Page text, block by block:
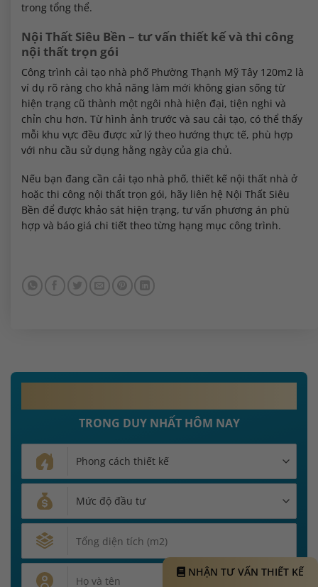
trong tổng thể.
Nội Thất Siêu Bền – tư vấn thiết kế và thi công
nội thất trọn gói
Công trình cải tạo nhà phố Phường Thạnh Mỹ Tây 120m2 là
ví dụ rõ ràng cho khả năng làm mới không gian sống từ
hiện trạng cũ thành một ngôi nhà hiện đại, tiện nghi và
chỉn chu hơn. Từ hình ảnh trước và sau cải tạo, có thể thấy
mỗi khu vực đều được xử lý theo hướng thực tế, phù hợp
với nhu cầu sử dụng hằng ngày của gia chủ.
Nếu bạn đang cần cải tạo nhà phố, thiết kế nội thất nhà ở
hoặc thi công nội thất trọn gói, hãy liên hệ Nội Thất Siêu
Bền để được khảo sát hiện trạng, tư vấn phương án phù
hợp và báo giá chi tiết theo từng hạng mục công trình.
TRONG DUY NHẤT HÔM NAY
NHẬN TƯ VẤN THIẾT KẾ